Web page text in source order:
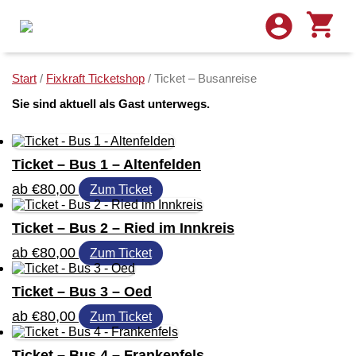
Start / Fixkraft Ticketshop / Ticket – Busanreise
Sie sind aktuell als Gast unterwegs.
Ticket – Bus 1 – Altenfelden
ab €80,00 Zum Ticket
Dieses
Produkt
weist
mehrere
auf.
auf
der
Produktseite
Ticket – Bus 2 – Ried im Innkreis
ab €80,00 Zum Ticket
Dieses
auf.
Die
Optionen
Ticket – Bus 3 – Oed
ab €80,00 Zum Ticket
Dieses
Produkt
weist